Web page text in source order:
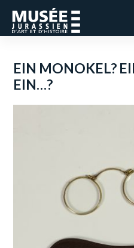
EIN MONOKEL?
EIN…?